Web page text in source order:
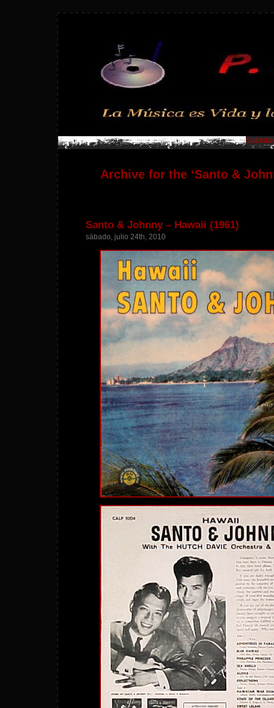
Archive for the ‘Santo &
Santo & Johnny – Hawaii (1961)
sábado, julio 24th, 2010